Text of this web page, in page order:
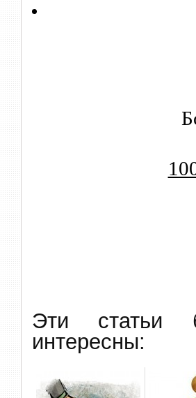
Эти статьи
интересны: